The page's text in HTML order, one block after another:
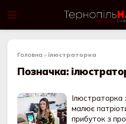
Головна » ілюстраторка
Позначка:
Ілюстраторка
малює
прибуток з